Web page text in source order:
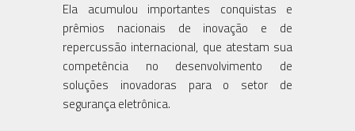
Ela acumulou importantes conquistas e
prêmios nacionais de inovação e de
repercussão internacional, que atestam sua
competência no desenvolvimento de
soluções inovadoras para o setor de
segurança eletrônica.